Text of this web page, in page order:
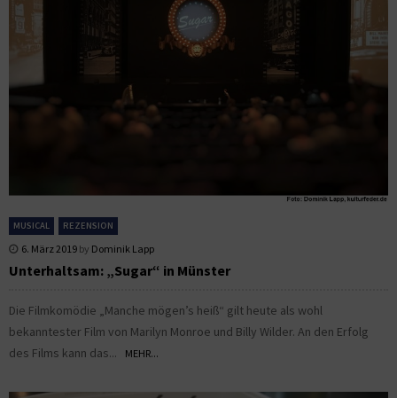
MUSICAL REZENSION
6. März 2019 by Dominik Lapp
Unterhaltsam: „Sugar“ in Münster
Die Filmkomödie „Manche mögen’s heiß“ gilt heute als wohl
bekanntester Film von Marilyn Monroe und Billy Wilder. An den Erfolg
des Films kann das...
MEHR...